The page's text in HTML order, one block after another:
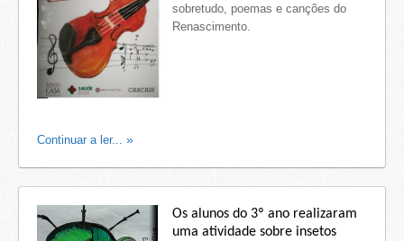
sobretudo, poemas e canções do
Renascimento.
Continuar a ler...
Os alunos do 3º ano realizaram
uma atividade sobre insetos